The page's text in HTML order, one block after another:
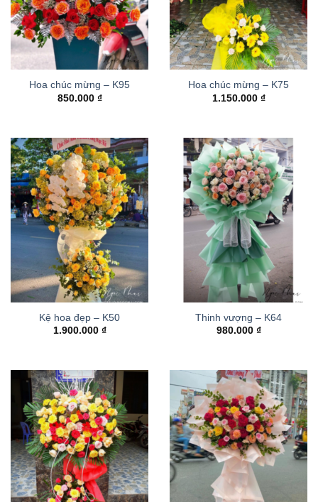
Hoa chúc mừng – K95
850.000 ₫
Hoa chúc mừng – K75
1.150.000 ₫
Kệ hoa đẹp – K50
1.900.000 ₫
Thinh vượng – K64
980.000 ₫